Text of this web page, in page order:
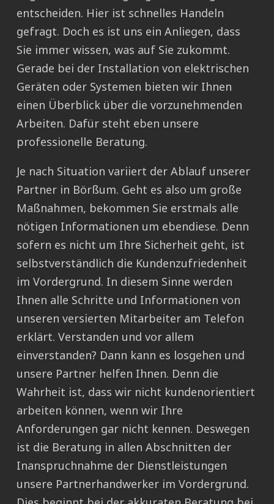
entscheiden. Hier ist schnelles Handeln
gefragt. Doch es ist uns ein Anliegen, dass
Sie immer wissen, was auf Sie zukommt.
Gerade bei der Installation von elektrischen
Geräten oder Systemen bieten wir Ihnen
einen Überblick über die vorzunehmenden
Arbeiten. Dafür steht eben unsere
professionelle Beratung.
Je nach Situation variiert der Ablauf unserer
Partner in Börßum. Geht es also um große
Maßnahmen, bekommen Sie erstmals alle
nötigen Informationen um ebendiese. Denn
sofern es nicht um Ihre Sicherheit geht, ist
selbstverständlich die Kundenzufriedenheit
im Vordergrund. In diesem Sinne werden
Ihnen alle Schritte und Informationen von
unseren versierten Mitarbeiter am Telefon
erklärt. Verstanden und vor allem
einverstanden? Dann kann es losgehen und
unsere Partner helfen Ihnen. Denn die
Wahrheit ist, dass wir nicht kundenorientiert
arbeiten können, wenn wir Ihre
Anforderungen gar nicht kennen. Deswegen
ist die Beratung in allen Abschnitten der
Inanspruchnahme der Dienstleistungen
unsere Partnerhandwerker im Vordergrund.